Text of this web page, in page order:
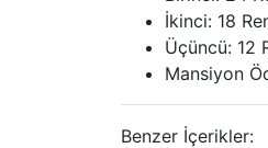
İkinci: 18
Üçüncü: 12
Mansiyon
Benzer İçerikler: